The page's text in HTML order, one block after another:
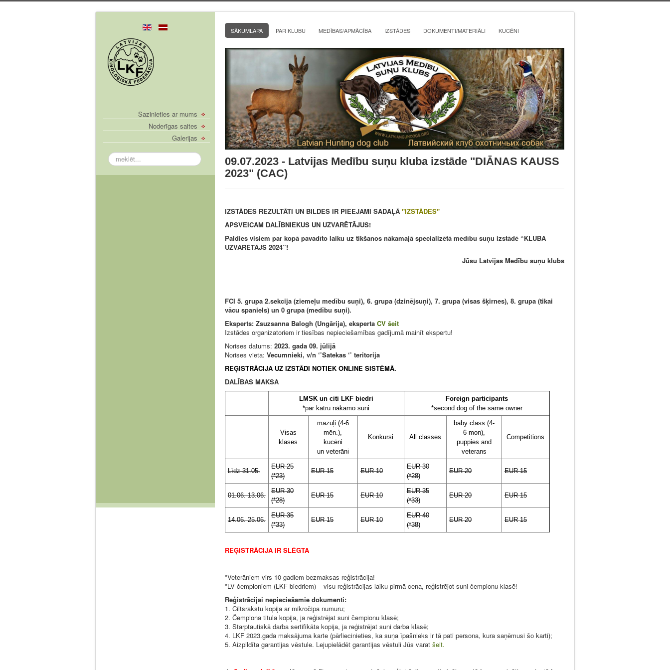
Sazinieties ar mums
Noderīgas saites
Galerijas
meklēt...
SĀKUMLAPA PAR KLUBU MEDĪBAS/APMĀCĪBA IZSTĀDES DOKUMENTI/MATERIĀLI KUCĒNI
09.07.2023 - Latvijas Medību suņu kluba izstāde "DIĀNAS KAUSS
2023" (CAC)
IZSTĀDES REZULTĀTI UN BILDES IR PIEEJAMI SADAĻĀ "IZSTĀDES"
APSVEICAM DALĪBNIEKUS UN UZVARĒTĀJUS!
Paldies visiem par kopā pavadīto laiku uz tikšanos nākamajā specializētā medību suņu izstādē “KLUBA
UZVARĒTĀJS 2024”!
Jūsu Latvijas Medību suņu klubs
FCI 5. grupa 2.sekcija (ziemeļu medību suņi), 6. grupa (dzinējsuņi), 7. grupa (visas šķirnes), 8. grupa (tikai
vācu spaniels) un 0 grupa (medību suņi).
Eksperts: Zsuzsanna Balogh (Ungārija), eksperta CV šeit
Izstādes organizatoriem ir tiesības nepieciešamības gadījumā mainīt ekspertu!
Norises datums: 2023. gada 09. jūlijā
Norises vieta: Vecumnieki, v/n ‘’Satekas ‘’ teritorija
REĢISTRĀCIJA UZ IZSTĀDI NOTIEK ONLINE SISTĒMĀ.
DALĪBAS MAKSA
LMSK un citi LKF biedri
*par katru nākamo suni
Foreign participants
*second dog of the same owner
Visas
klases
mazuļi (4-6
mēn.),
kucēni
un veterāni
Konkursi All classes
baby class (4-
6 mon),
puppies and
veterans
Competitions
Līdz 31.05.
EUR 25
(*23)
EUR 15 EUR 10
EUR 30
(*28)
EUR 20 EUR 15
01.06.-13.06.
EUR 30
(*28)
EUR 15 EUR 10
EUR 35
(*33)
EUR 20 EUR 15
14.06.-25.06.
EUR 35
(*33)
EUR 15 EUR 10
EUR 40
(*38)
EUR 20 EUR 15
REĢISTRĀCIJA IR SLĒGTA
*Veterāniem virs 10 gadiem bezmaksas reģistrācija!
*LV čempioniem (LKF biedriem) – visu reģistrācijas laiku pirmā cena, reģistrējot suni čempionu klasē!
Reģistrācijai nepieciešamie dokumenti:
1. Ciltsrakstu kopija ar mikročipa numuru;
2. Čempiona titula kopija, ja reģistrējat suni čempionu klasē;
3. Starptautiskā darba sertifikāta kopija, ja reģistrējat suni darba klasē;
4. LKF 2023.gada maksājuma karte (pārliecinieties, ka suņa īpašnieks ir tā pati persona, kura saņēmusi šo karti);
5. Aizpildīta garantijas vēstule. Lejupielādēt garantijas vēstuli Jūs varat šeit.